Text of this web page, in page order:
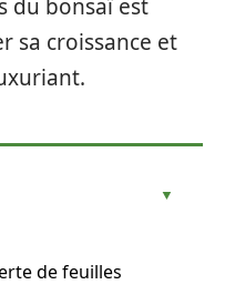
du bonsaï est
sa croissance et
de feuilles